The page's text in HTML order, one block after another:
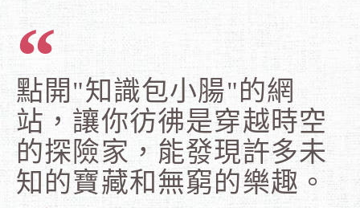
點開"知識包小腸"的網
站，讓你彷彿是穿越時空
的探險家，能發現許多未
知的寶藏和無窮的樂趣。